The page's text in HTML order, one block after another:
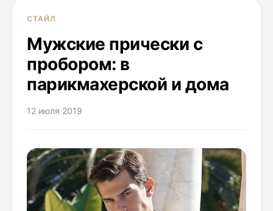
СТАЙЛ
Мужские прически с
пробором: в
парикмахерской и дома
12 июля 2019